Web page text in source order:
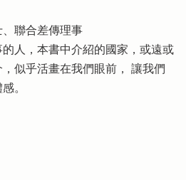
聯合差傳理事
，本書中介紹的國家，或遠或
似乎活畫在我們眼前， 讓我們
。